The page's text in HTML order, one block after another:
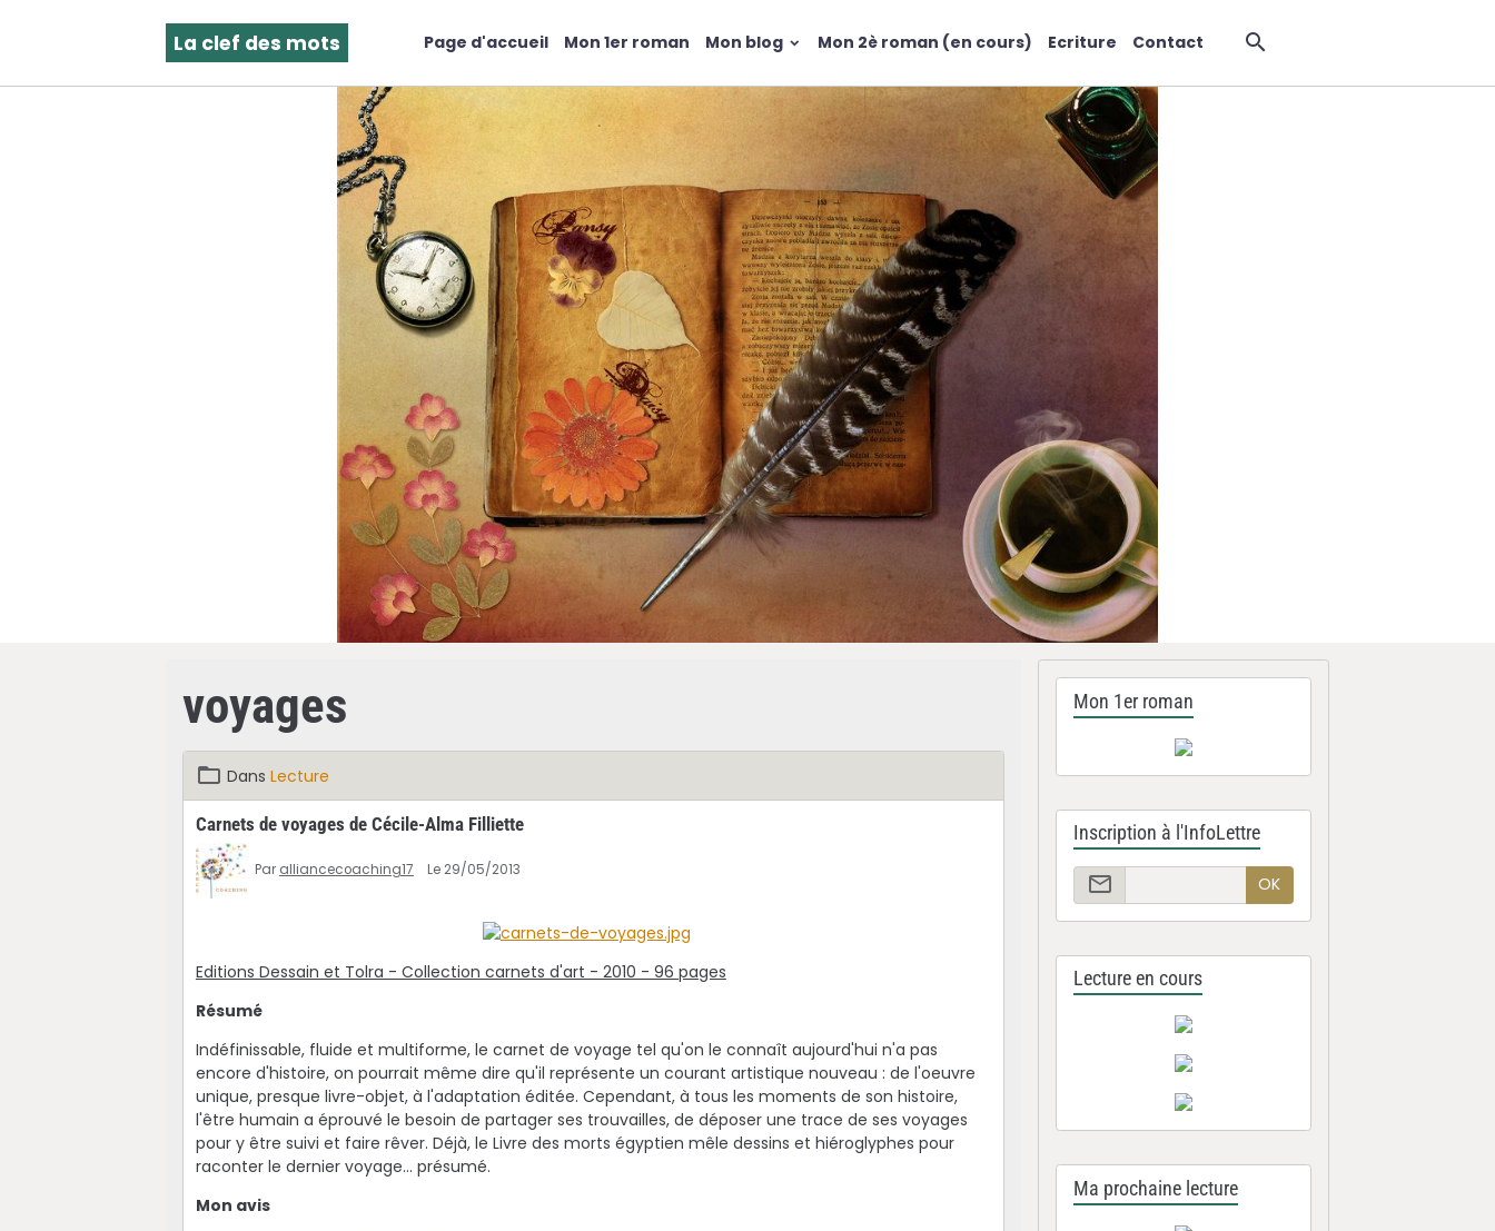
La clef des mots Page d'accueil Mon 1er roman Mon blog Mon 2è roman (en cours) Ecriture Contact
voyages
Dans Lecture
Carnets de voyages de Cécile-Alma Filliette
Par alliancecoaching17 Le 29/05/2013
Editions Dessain et Tolra - Collection carnets d'art - 2010 - 96 pages
Résumé
Indéfinissable, fluide et multiforme, le carnet de voyage tel qu'on le connaît aujourd'hui n'a pas
encore d'histoire, on pourrait même dire qu'il représente un courant artistique nouveau : de l'oeuvre
unique, presque livre-objet, à l'adaptation éditée. Cependant, à tous les moments de son histoire,
l'être humain a éprouvé le besoin de partager ses trouvailles, de déposer une trace de ses voyages
pour y être suivi et faire rêver. Déjà, le Livre des morts égyptien mêle dessins et hiéroglyphes pour
raconter le dernier voyage... présumé.
Mon avis
Mon 1er roman
Inscription à l'InfoLettre
OK
Lecture en cours
Ma prochaine lecture